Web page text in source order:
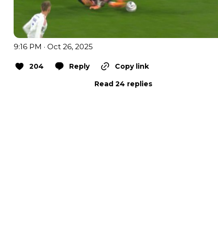
9:16 PM · Oct 26, 2025
204 Reply
Copy link
Read 24 replies